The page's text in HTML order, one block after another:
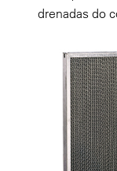
drenadas do